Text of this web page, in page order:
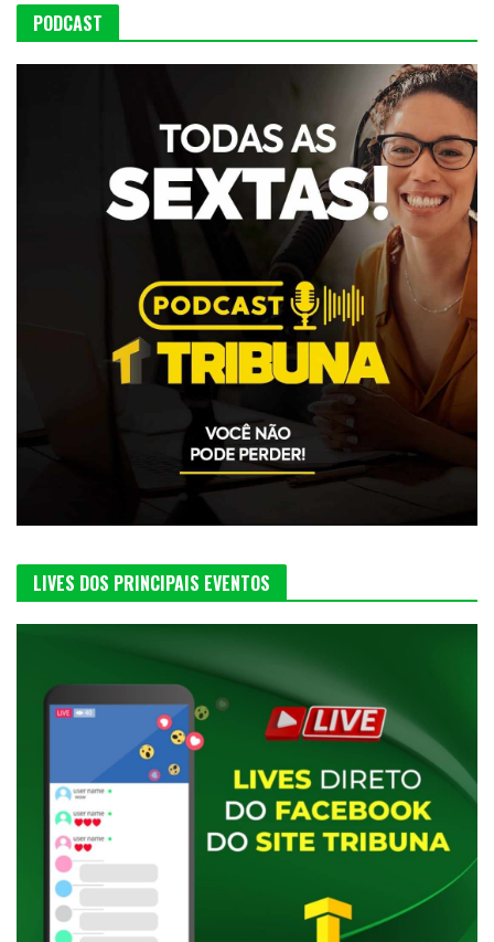
PODCAST
LIVES DOS PRINCIPAIS EVENTOS